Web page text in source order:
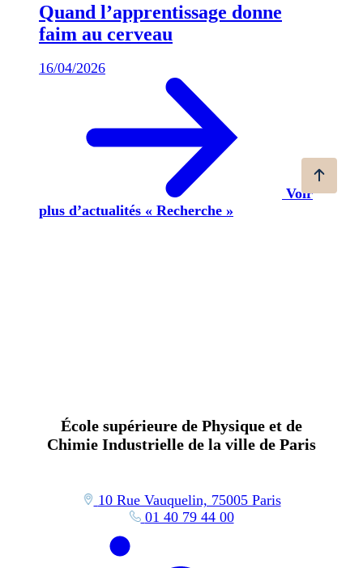
Quand l’apprentissage donne
faim au cerveau
16/04/2026
Voir
plus d’actualités « Recherche »
École supérieure de Physique et de
Chimie Industrielle de la ville de Paris
10 Rue Vauquelin, 75005 Paris
01 40 79 44 00